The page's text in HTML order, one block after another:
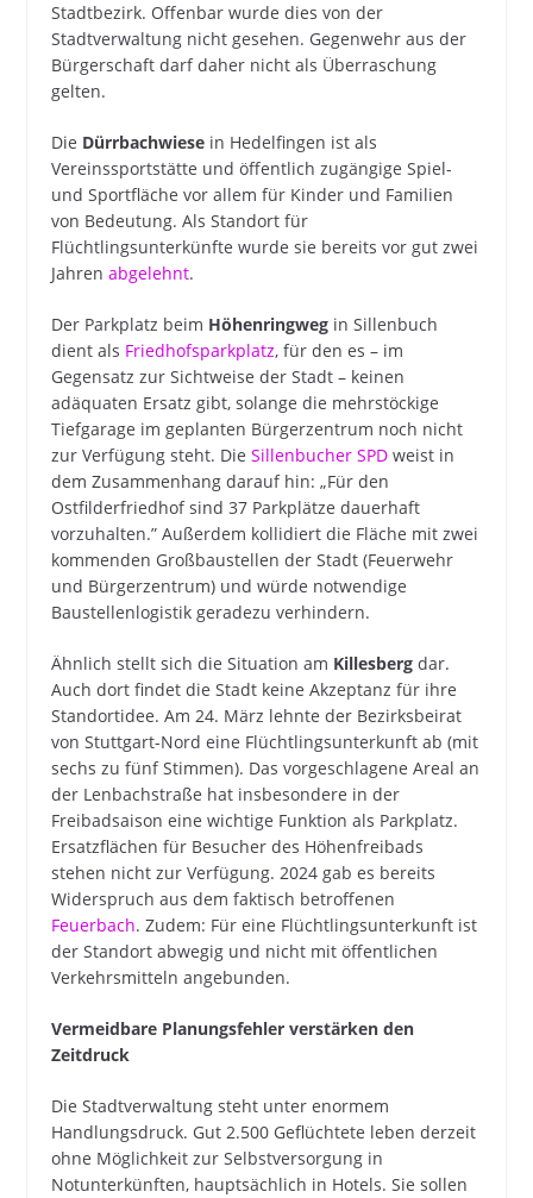
Stadtbezirk. Offenbar wurde dies von der
Stadtverwaltung nicht gesehen. Gegenwehr aus der
Bürgerschaft darf daher nicht als Überraschung
gelten.
Die Dürrbachwiesein Hedelfingen ist als
Vereinssportstätte und öffentlich zugängige Spiel-
und Sportfläche vor allem für Kinder und Familien
von Bedeutung. Als Standort für
Flüchtlingsunterkünfte wurde sie bereits vor gut zwei
Jahren abgelehnt.
Der Parkplatz beim Höhenringwegin Sillenbuch
dient als Friedhofsparkplatz, für den es – im
Gegensatz zur Sichtweise der Stadt – keinen
adäquaten Ersatz gibt, solange die mehrstöckige
Tiefgarage im geplanten Bürgerzentrum noch nicht
zur Verfügung steht. Die Sillenbucher SPDweist in
dem Zusammenhang darauf hin: „Für den
Ostfilderfriedhof sind 37 Parkplätze dauerhaft
vorzuhalten.” Außerdem kollidiert die Fläche mit zwei
kommenden Großbaustellen der Stadt (Feuerwehr
und Bürgerzentrum) und würde notwendige
Baustellenlogistik geradezu verhindern.
Ähnlich stellt sich die Situation am Killesbergdar.
Auch dort findet die Stadt keine Akzeptanz für ihre
Standortidee. Am 24. März lehnte der Bezirksbeirat
von Stuttgart-Nord eine Flüchtlingsunterkunft ab (mit
sechs zu fünf Stimmen). Das vorgeschlagene Areal an
der Lenbachstraße hat insbesondere in der
Freibadsaison eine wichtige Funktion als Parkplatz.
Ersatzflächen für Besucher des Höhenfreibads
stehen nicht zur Verfügung. 2024 gab es bereits
Widerspruch aus dem faktisch betroffenen
Feuerbach. Zudem: Für eine Flüchtlingsunterkunft ist
der Standort abwegig und nicht mit öffentlichen
Verkehrsmitteln angebunden.
Vermeidbare Planungsfehler verstärken den
Zeitdruck
Die Stadtverwaltung steht unter enormem
Handlungsdruck. Gut 2.500 Geflüchtete leben derzeit
ohne Möglichkeit zur Selbstversorgung in
Notunterkünften, hauptsächlich in Hotels. Sie sollen